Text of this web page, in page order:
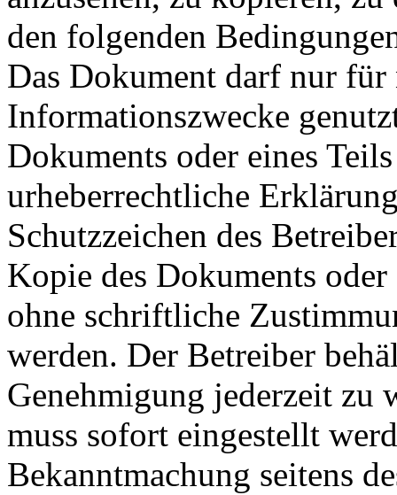
den folgenden
Das Dokument darf nur
Informationszwecke
Dokuments oder eines
urheberrechtliche
Schutzzeichen des
Kopie des Dokuments
ohne schriftliche
werden. Der Betreiber
Genehmigung jederzeit zu
muss sofort eingestellt
Bekanntmachung seitens